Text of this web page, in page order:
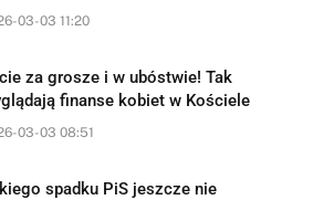
03-03 11:20
za grosze i w ubóstwie! Tak
finanse kobiet w Kościele
03-03 08:51
spadku PiS jeszcze nie